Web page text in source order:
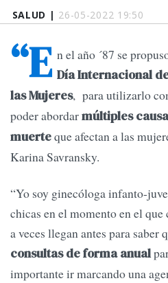
SALUD | 26-05-2022 19:50
“E n el año ´87 se
Día Internacional
las Mujeres, para utilizarlo
poder abordarmúltiples
muerteque afectan a las
Karina Savransky.
“Yo soy ginecóloga infanto-
chicas en el momento en el
a veces llegan antes para saber
consultas de forma anual
importante ir marcando una